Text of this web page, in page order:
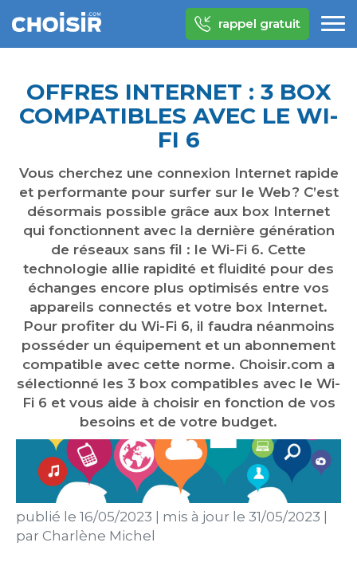
rappel gratuit
OFFRES INTERNET : 3 BOX
COMPATIBLES AVEC LE WI-
FI 6
Vous cherchez une connexion Internet rapide
et performante pour surfer sur le Web ? C’est
désormais possible grâce aux box Internet
qui fonctionnent avec la dernière génération
de réseaux sans fil : le Wi-Fi 6. Cette
technologie allie rapidité et fluidité pour des
échanges encore plus optimisés entre vos
appareils connectés et votre box Internet.
Pour profiter du Wi-Fi 6, il faudra néanmoins
posséder un équipement et un abonnement
compatible avec cette norme. Choisir.com a
sélectionné les 3 box compatibles avec le Wi-
Fi 6 et vous aide à choisir en fonction de vos
besoins et de votre budget.
publié le 16/05/2023 mis à jour le 31/05/2023
par Charlène Michel